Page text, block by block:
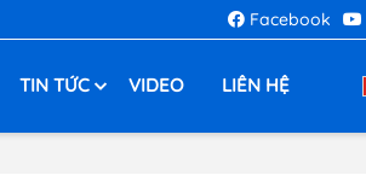
Facebook
TIN TỨC VIDEO LIÊN HỆ